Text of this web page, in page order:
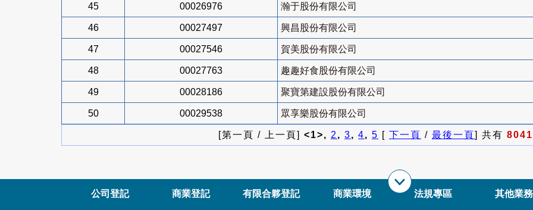
45 00026976 瀚于股份有限公司
46 00027497 興昌股份有限公司
47 00027546 賀美股份有限公司
48 00027763 趣趣好食股份有限公司
49 00028186 聚寶第建設股份有限公司
50 00029538 眾享樂股份有限公司
[第一頁 / 上一頁] <1>, 2, 3, 4, 5 [ 下一頁 / 最後一頁] 共有 8041
公司登記 商業登記 有限合夥登記 商業環境 法規專區 其他業務